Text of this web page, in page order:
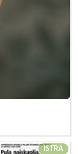
ISTRA